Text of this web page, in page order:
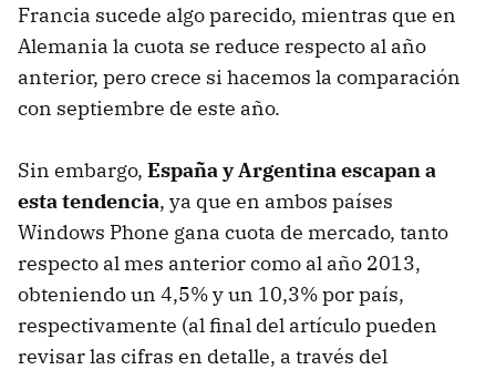
Francia sucede algo parecido, mientras que en
Alemania la cuota se reduce respecto al año
anterior, pero crece si hacemos la comparación
con septiembre de este año.
Sin embargo, España y Argentina escapan a
esta tendencia, ya que en ambos países
Windows Phone gana cuota de mercado, tanto
respecto al mes anterior como al año 2013,
obteniendo un 4,5% y un 10,3% por país,
respectivamente (al final del artículo pueden
revisar las cifras en detalle, a través del